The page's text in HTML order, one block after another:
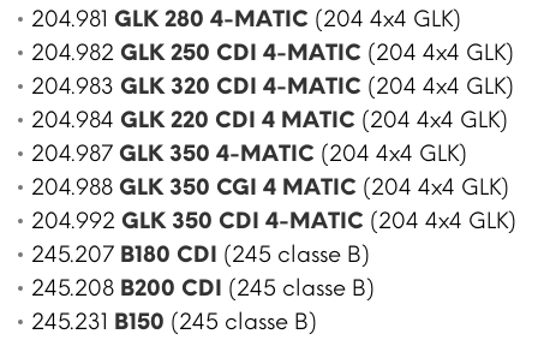
204.981 GLK 280 4-MATIC (204 4x4 GLK)
204.982 GLK 250 CDI 4-MATIC (204 4x4 GLK)
204.983 GLK 320 CDI 4-MATIC (204 4x4 GLK)
204.984 GLK 220 CDI 4 MATIC (204 4x4 GLK)
204.987 GLK 350 4-MATIC (204 4x4 GLK)
204.988 GLK 350 CGI 4 MATIC (204 4x4 GLK)
204.992 GLK 350 CDI 4-MATIC (204 4x4 GLK)
245.207 B180 CDI (245 classe B)
245.208 B200 CDI (245 classe B)
245.231 B150 (245 classe B)